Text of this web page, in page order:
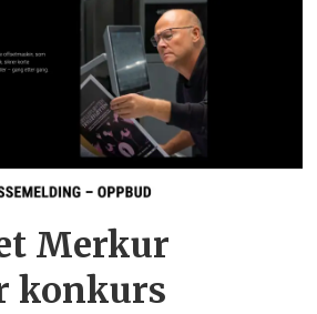
Merkur
konkurs